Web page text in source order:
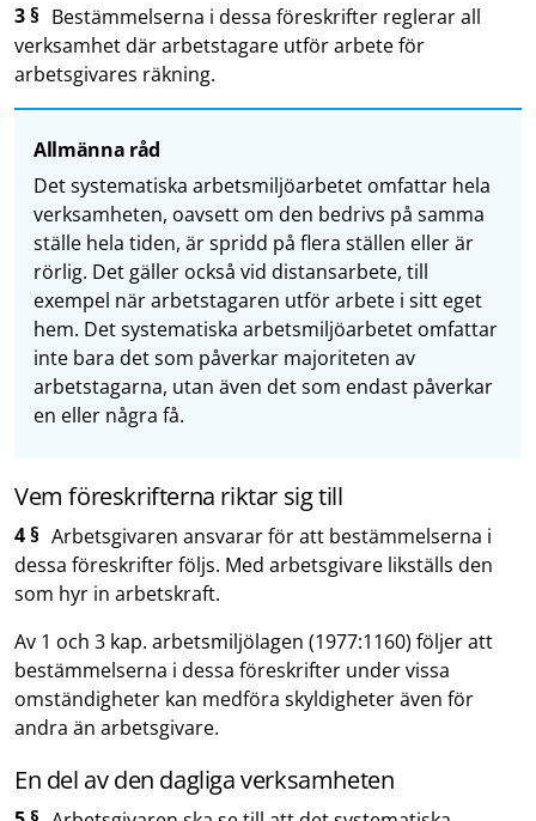
3 § Bestämmelserna i dessa föreskrifter reglerar all
verksamhet där arbetstagare utför arbete för
arbetsgivares räkning.
Allmänna råd
Det systematiska arbetsmiljöarbetet omfattar hela
verksamheten, oavsett om den bedrivs på samma
ställe hela tiden, är spridd på flera ställen eller är
rörlig. Det gäller också vid distansarbete, till
exempel när arbetstagaren utför arbete i sitt eget
hem. Det systematiska arbetsmiljöarbetet omfattar
inte bara det som påverkar majoriteten av
arbetstagarna, utan även det som endast påverkar
en eller några få.
Vem föreskrifterna riktar sig till
4 § Arbetsgivaren ansvarar för att bestämmelserna i
dessa föreskrifter följs. Med arbetsgivare likställs den
som hyr in arbetskraft.
Av 1 och 3 kap. arbetsmiljölagen (1977:1160) följer att
bestämmelserna i dessa föreskrifter under vissa
omständigheter kan medföra skyldigheter även för
andra än arbetsgivare.
En del av den dagliga verksamheten